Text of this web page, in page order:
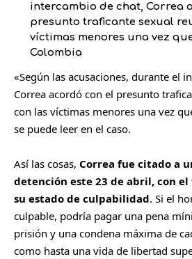
intercambio de chat, Correa
presunto traficante sexual
víctimas menores una vez
Colombia
«Según las acusaciones, durante el
Correa acordó con el presunto
con las víctimas menores una vez
se puede leer en el caso.
​Así las cosas, Correa fue citado a
detención este 23 de abril, con
su estado de culpabilidad. Si el
culpable, podría pagar una pena
prisión y una condena máxima de
como hasta una vida de libertad